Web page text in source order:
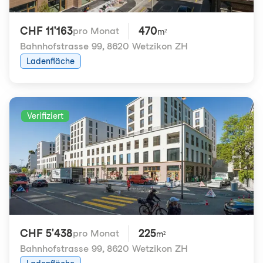
CHF 11'163pro Monat 470m²
Bahnhofstrasse 99, 8620 Wetzikon ZH
Ladenfläche
Verifiziert
CHF 5'438pro Monat 225m²
Bahnhofstrasse 99, 8620 Wetzikon ZH